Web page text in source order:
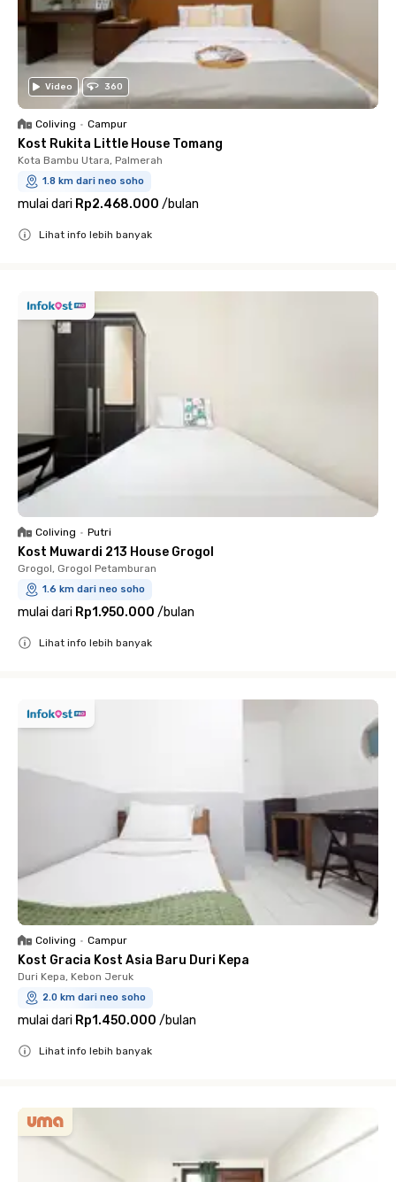
Video 360
Coliving • Campur
Kost Rukita Little House Tomang
Kota Bambu Utara, Palmerah
1.8 km dari neo soho
mulai dari Rp2.468.000 /bulan
Lihat info lebih banyak
Coliving • Putri
Kost Muwardi 213 House Grogol
Grogol, Grogol Petamburan
1.6 km dari neo soho
mulai dari Rp1.950.000 /bulan
Lihat info lebih banyak
Coliving • Campur
Kost Gracia Kost Asia Baru Duri Kepa
Duri Kepa, Kebon Jeruk
2.0 km dari neo soho
mulai dari Rp1.450.000 /bulan
Lihat info lebih banyak